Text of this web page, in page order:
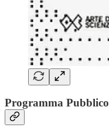
Programma Pubblico